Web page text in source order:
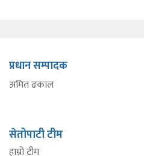
प्रधान सम्पादक
अमित ढकाल
सेतोपाटी टीम
हाम्रो टीम